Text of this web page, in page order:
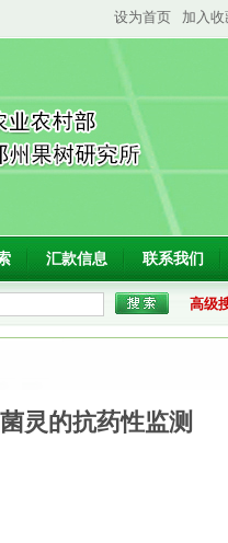
设为首页 加入收
汇款信息 联系我们
高级
灵的抗药性监测